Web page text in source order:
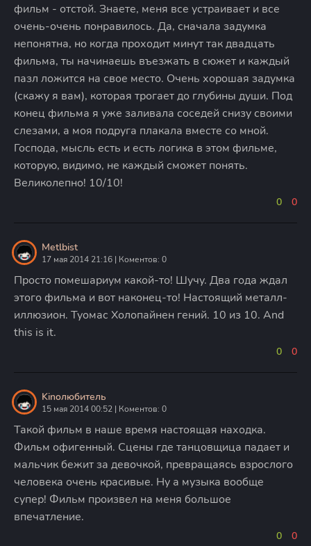
фильм - отстой. Знаете, меня все устраивает и все
очень-очень понравилось. Да, сначала задумка
непонятна, но когда проходит минут так двадцать
фильма, ты начинаешь въезжать в сюжет и каждый
пазл ложится на свое место. Очень хорошая задумка
(скажу я вам), которая трогает до глубины души. Под
конец фильма я уже заливала соседей снизу своими
слезами, а моя подруга плакала вместе со мной.
Господа, мысль есть и есть логика в этом фильме,
которую, видимо, не каждый сможет понять.
Великолепно! 10/10!
0 0
Metlbist
17 мая 2014 21:16 | Коментов: 0
Просто помешариум какой-то! Шучу. Два года ждал
этого фильма и вот наконец-то! Настоящий металл-
иллюзион. Туомас Холопайнен гений. 10 из 10. And
this is it.
0 0
Kinoлюбитель
15 мая 2014 00:52 | Коментов: 0
Такой фильм в наше время настоящая находка.
Фильм офигенный. Сцены где танцовщица падает и
мальчик бежит за девочкой, превращаясь взрослого
человека очень красивые. Ну а музыка вообще
супер! Фильм произвел на меня большое
впечатление.
0 0